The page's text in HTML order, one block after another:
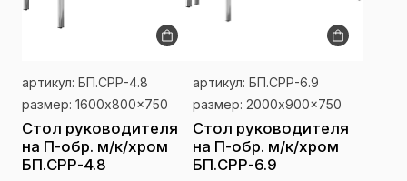
артикул: БП.СРР-4.8
размер: 1600x800x750
Стол руководителя
на П-обр. м/к/хром
БП.СРР-4.8
артикул: БП.СРР-6.9
размер: 2000x900x750
Стол руководителя
на П-обр. м/к/хром
БП.СРР-6.9